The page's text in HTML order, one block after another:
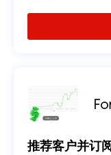
推荐客户并订